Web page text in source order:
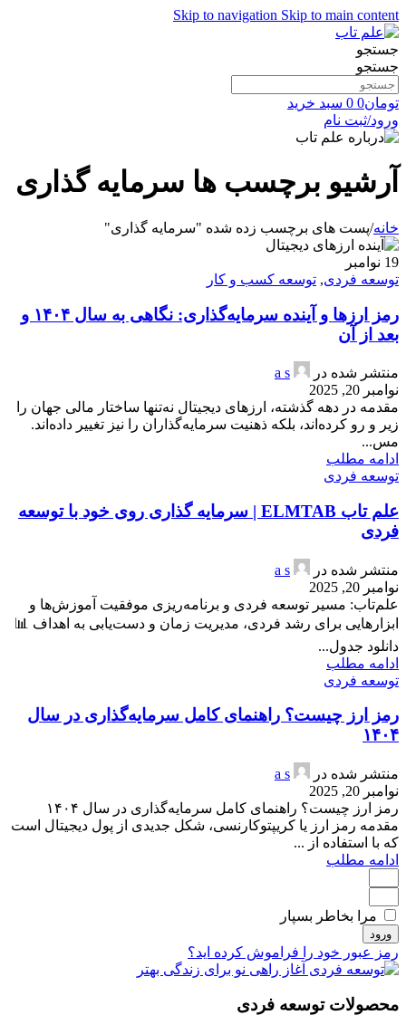
Skip to navigation Skip to main content
جستجو
جستجو
تومان0
0 سبد خرید
ورود/ثبت نام
آرشیو برچسب ها سرمایه گذاری
خانه/پست های برچسب زده شده "سرمایه گذاری"
19 نوامبر
توسعه فردی, توسعه کسب و کار
رمز ارزها و آینده سرمایه‌گذاری: نگاهی به سال ۱۴۰۴ و
بعد از آن
منتشر شده در
a s
نوامبر 20, 2025
مقدمه در دهه گذشته، ارزهای دیجیتال نه‌تنها ساختار مالی جهان را
زیر و رو کرده‌اند، بلکه ذهنیت سرمایه‌گذاران را نیز تغییر داده‌اند.
مس...
ادامه مطلب
توسعه فردی
علم تاب ELMTAB | سرمایه گذاری روی خود با توسعه
فردی
منتشر شده در
a s
نوامبر 20, 2025
علم‌تاب: مسیر توسعه فردی و برنامه‌ریزی موفقیت آموزش‌ها و
ابزارهایی برای رشد فردی، مدیریت زمان و دست‌یابی به اهداف 📊
دانلود جدول...
ادامه مطلب
توسعه فردی
رمز ارز چیست؟ راهنمای کامل سرمایه‌گذاری در سال
۱۴۰۴
منتشر شده در
a s
نوامبر 20, 2025
رمز ارز چیست؟ راهنمای کامل سرمایه‌گذاری در سال ۱۴۰۴
مقدمه رمز ارز یا کریپتوکارنسی، شکل جدیدی از پول دیجیتال است
که با استفاده از ...
ادامه مطلب
مرا بخاطر بسپار
ورود
رمز عبور خود را فراموش کرده اید؟
محصولات توسعه فردی